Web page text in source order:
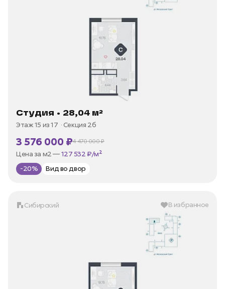
Студия • 28,04 м²
Этаж 15 из 17 Секция 2б
3 576 000 ₽4 470 000 ₽
В ипотеку —от 17 152 ₽/мес
Цена за м2 —
-20% Вид во двор
Сибирский В избранное